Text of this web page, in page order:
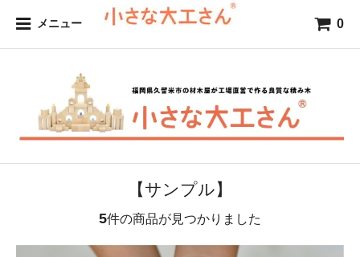
メニュー 0
【サンプル】
5件の商品が見つかりました